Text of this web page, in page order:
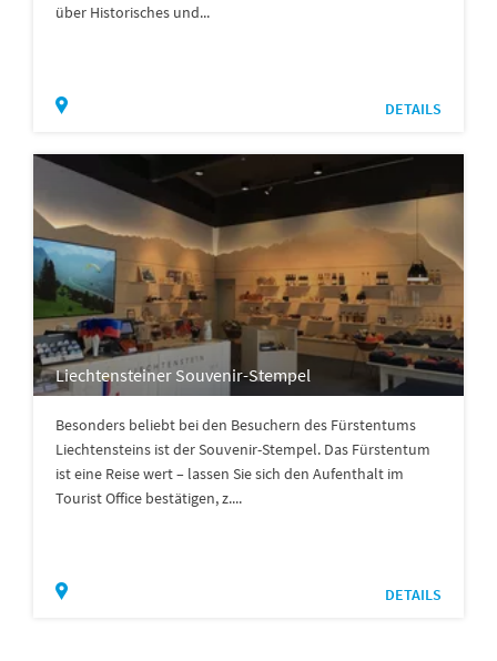
über Historisches und...
DETAILS
Liechtensteiner Souvenir-Stempel
Besonders beliebt bei den Besuchern des Fürstentums
Liechtensteins ist der Souvenir-Stempel. Das Fürstentum
ist eine Reise wert – lassen Sie sich den Aufenthalt im
Tourist Office bestätigen, z....
DETAILS